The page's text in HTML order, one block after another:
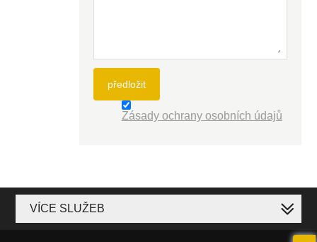
předložit
Zásady ochrany osobních údajů
VÍCE SLUŽEB